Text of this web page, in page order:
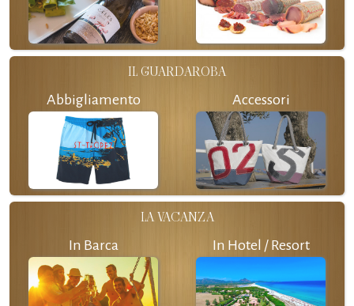
IL GUARDAROBA
Abbigliamento Accessori
LA VACANZA
In Barca In Hotel / Resort